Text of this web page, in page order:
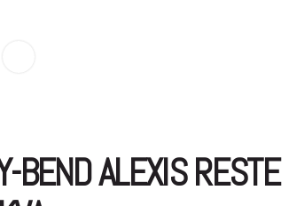
BEND ALEXIS